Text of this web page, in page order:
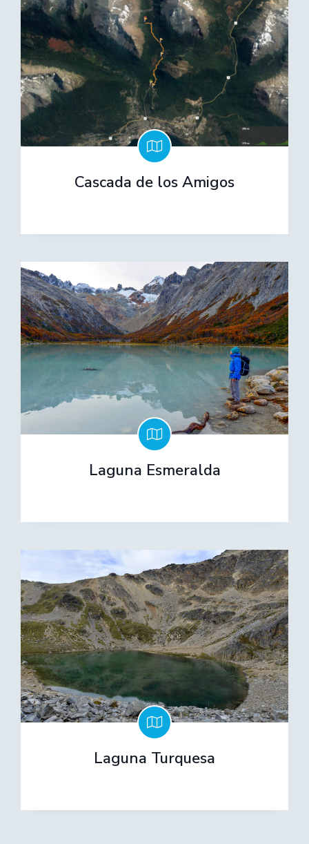
Cascada de los Amigos
Laguna Esmeralda
Laguna Turquesa